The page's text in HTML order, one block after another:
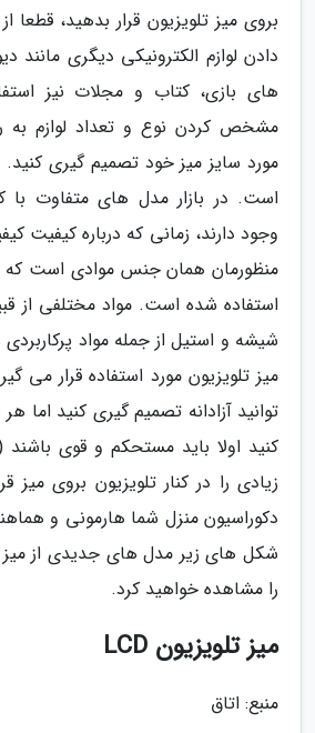
بروی میز تلویزیون قرار بدهید، قطعا
دادن لوازم الکترونیکی دیگری مانند
های بازی، کتاب و مجلات نیز
مشخص کردن نوع و تعداد لوازم به
مورد سایز میز خود تصمیم گیری
است. در بازار مدل های متفاوت با
وجود دارند، زمانی که درباره
منظورمان همان جنس موادی است که
استفاده شده است. مواد مختلفی از
شیشه و استیل از جمله مواد
میز تلویزیون مورد استفاده قرار می
توانید آزادانه تصمیم گیری کنید اما
کنید اولا باید مستحکم و قوی باشند
زیادی را در کنار تلویزیون بروی میز
دکوراسیون منزل شما هارمونی و
شکل های زیر مدل های جدیدی از
را مشاهده خواهید کرد.
میز تلویزیون LCD
منبع: اتاق